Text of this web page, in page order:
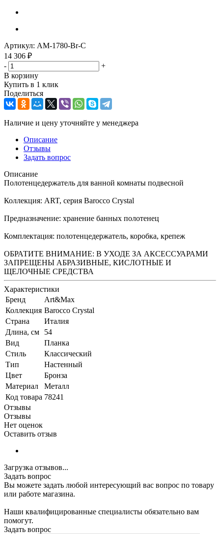
Артикул: AM-1780-Br-C
14 306 ₽
-
+
В корзину
Купить в 1 клик
Поделиться
Наличие и цену уточняйте у менеджера
Описание
Отзывы
Задать вопрос
Описание
Полотенцедержатель для ванной комнаты подвесной
Коллекция: ART, серия Barocco Crystal
Предназначение: хранение банных полотенец
Комплектация: полотенцедержатель, коробка, крепеж
ОБРАТИТЕ ВНИМАНИЕ: В УХОДЕ ЗА АКСЕССУАРАМИ
ЗАПРЕЩЕНЫ АБРАЗИВНЫЕ, КИСЛОТНЫЕ И
ЩЕЛОЧНЫЕ СРЕДСТВА
Характеристики
Бренд
Art&Max
Коллекция Barocco Crystal
Страна
Италия
Длина, см
54
Вид
Планка
Стиль
Классический
Тип
Настенный
Цвет
Бронза
Материал
Металл
Код товара 78241
Отзывы
Отзывы
Нет оценок
Оставить отзыв
Загрузка отзывов...
Задать вопрос
Вы можете задать любой интересующий вас вопрос по товару
или работе магазина.
Наши квалифицированные специалисты обязательно вам
помогут.
Задать вопрос